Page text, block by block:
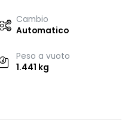
Cambio
Automatico
Peso a vuoto
1.441 kg